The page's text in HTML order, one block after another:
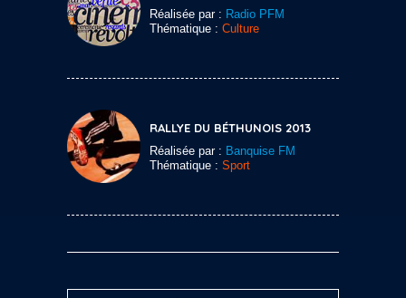
Réalisée par : Radio PFM
Thématique : Culture
RALLYE DU BÉTHUNOIS 2013
Réalisée par : Banquise FM
Thématique : Sport